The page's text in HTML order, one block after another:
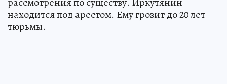
находится под арестом. Ему грозит до 20 лет
тюрьмы.